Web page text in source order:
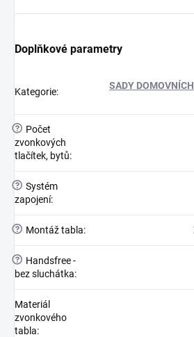
Doplňkové parametry
Kategorie:
SADY
?
Počet
zvonkových
tlačítek, bytů:
? Systém
zapojení:
? Montáž tabla:
?
Handsfree -
bez sluchátka:
Materiál
zvonkového
tabla: